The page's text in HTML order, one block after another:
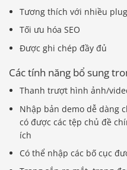
Tương thích với nhiều
Tối ưu hóa SEO
Được ghi chép đầy đủ
Các tính năng bổ sung
Thanh trượt hình ảnh/
Nhập bản demo dễ dàng
có được các tệp chủ đề
ích
Có thể nhập các bố cục